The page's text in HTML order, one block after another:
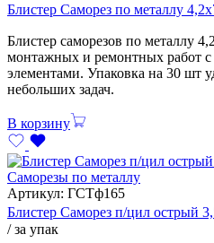
Блистер Саморез по металлу
Блистер саморезов по металлу
монтажных и ремонтных работ с
элементами. Упаковка на 30 шт
небольших задач.
В корзину
Саморезы по металлу
Артикул: ГСТф165
Блистер Саморез п/цил острый
/ за упак